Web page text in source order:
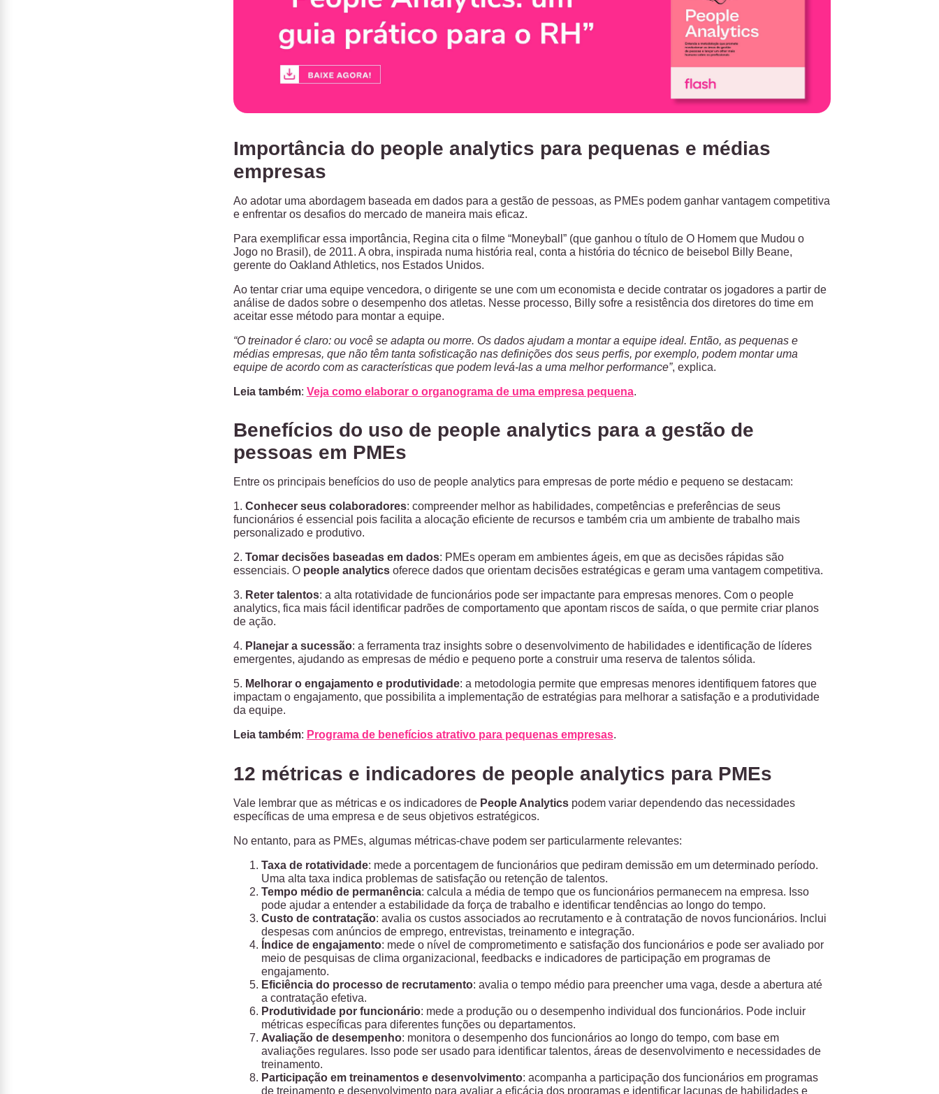
Importância do people analytics para pequenas e médias
empresas
Ao adotar uma abordagem baseada em dados para a gestão de pessoas, as PMEs podem ganhar vantagem competitiva
e enfrentar os desafios do mercado de maneira mais eficaz.
Para exemplificar essa importância, Regina cita o filme “Moneyball” (que ganhou o título de O Homem que Mudou o
Jogo no Brasil), de 2011. A obra, inspirada numa história real, conta a história do técnico de beisebol Billy Beane,
gerente do Oakland Athletics, nos Estados Unidos.
Ao tentar criar uma equipe vencedora, o dirigente se une com um economista e decide contratar os jogadores a partir de
análise de dados sobre o desempenho dos atletas. Nesse processo, Billy sofre a resistência dos diretores do time em
aceitar esse método para montar a equipe.
“O treinador é claro: ou você se adapta ou morre. Os dados ajudam a montar a equipe ideal. Então, as pequenas e
médias empresas, que não têm tanta sofisticação nas definições dos seus perfis, por exemplo, podem montar uma
equipe de acordo com as características que podem levá-las a uma melhor performance”, explica.
Leia também: Veja como elaborar o organograma de uma empresa pequena.
Benefícios do uso de people analytics para a gestão de
pessoas em PMEs
Entre os principais benefícios do uso de people analytics para empresas de porte médio e pequeno se destacam:
1. Conhecer seus colaboradores: compreender melhor as habilidades, competências e preferências de seus
funcionários é essencial pois facilita a alocação eficiente de recursos e também cria um ambiente de trabalho mais
personalizado e produtivo.
2. Tomar decisões baseadas em dados: PMEs operam em ambientes ágeis, em que as decisões rápidas são
essenciais. O people analyticsoferece dados que orientam decisões estratégicas e geram uma vantagem competitiva.
3. Reter talentos: a alta rotatividade de funcionários pode ser impactante para empresas menores. Com o people
analytics, fica mais fácil identificar padrões de comportamento que apontam riscos de saída, o que permite criar planos
de ação.
4. Planejar a sucessão: a ferramenta traz insights sobre o desenvolvimento de habilidades e identificação de líderes
emergentes, ajudando as empresas de médio e pequeno porte a construir uma reserva de talentos sólida.
5. Melhorar o engajamento e produtividade: a metodologia permite que empresas menores identifiquem fatores que
impactam o engajamento, que possibilita a implementação de estratégias para melhorar a satisfação e a produtividade
da equipe.
Leia também: Programa de benefícios atrativo para pequenas empresas.
12 métricas e indicadores de people analytics para PMEs
Vale lembrar que as métricas e os indicadores de People Analyticspodem variar dependendo das necessidades
específicas de uma empresa e de seus objetivos estratégicos.
No entanto, para as PMEs, algumas métricas-chave podem ser particularmente relevantes:
Taxa de rotatividade: mede a porcentagem de funcionários que pediram demissão em um determinado período.
Uma alta taxa indica problemas de satisfação ou retenção de talentos.
Tempo médio de permanência: calcula a média de tempo que os funcionários permanecem na empresa. Isso
pode ajudar a entender a estabilidade da força de trabalho e identificar tendências ao longo do tempo.
Custo de contratação: avalia os custos associados ao recrutamento e à contratação de novos funcionários. Inclui
despesas com anúncios de emprego, entrevistas, treinamento e integração.
Índice de engajamento: mede o nível de comprometimento e satisfação dos funcionários e pode ser avaliado por
meio de pesquisas de clima organizacional, feedbacks e indicadores de participação em programas de
engajamento.
Eficiência do processo de recrutamento: avalia o tempo médio para preencher uma vaga, desde a abertura até
a contratação efetiva.
Produtividade por funcionário: mede a produção ou o desempenho individual dos funcionários. Pode incluir
métricas específicas para diferentes funções ou departamentos.
Avaliação de desempenho: monitora o desempenho dos funcionários ao longo do tempo, com base em
avaliações regulares. Isso pode ser usado para identificar talentos, áreas de desenvolvimento e necessidades de
treinamento.
Participação em treinamentos e desenvolvimento: acompanha a participação dos funcionários em programas
de treinamento e desenvolvimento para avaliar a eficácia dos programas e identificar lacunas de habilidades e